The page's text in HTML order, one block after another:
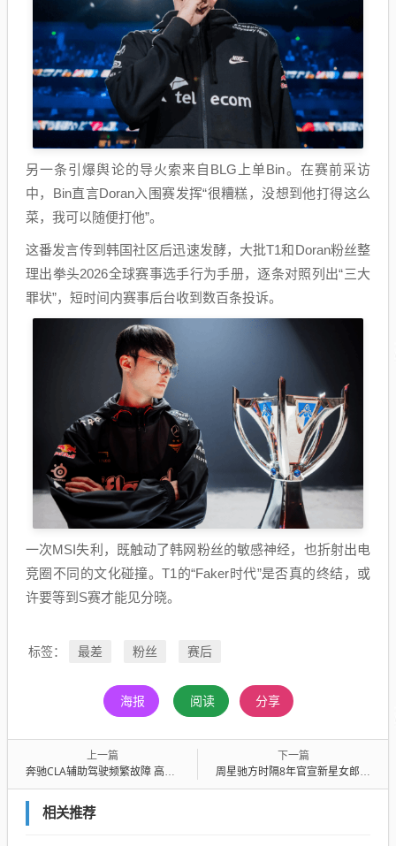
另一条引爆舆论的导火索来自BLG上单Bin。在赛前采访
中，Bin直言Doran入围赛发挥“很糟糕，没想到他打得这么
菜，我可以随便打他”。
这番发言传到韩国社区后迅速发酵，大批T1和Doran粉丝整
理出拳头2026全球赛事选手行为手册，逐条对照列出“三大
罪状”，短时间内赛事后台收到数百条投诉。
一次MSI失利，既触动了韩网粉丝的敏感神经，也折射出电
竞圈不同的文化碰撞。T1的“Faker时代”是否真的终结，或
许要等到S赛才能见分晓。
标签： 最差 粉丝 赛后
海报 阅读 分享
上一篇
奔驰CLA辅助驾驶频繁故障 高速偶发自动急刹或无法刹车！车主索要数据被拒
下一篇
周星驰方时隔8年官宣新星女郎雪野 在《功夫女足》中饰同名角色 长相酷似宋祖儿
相关推荐